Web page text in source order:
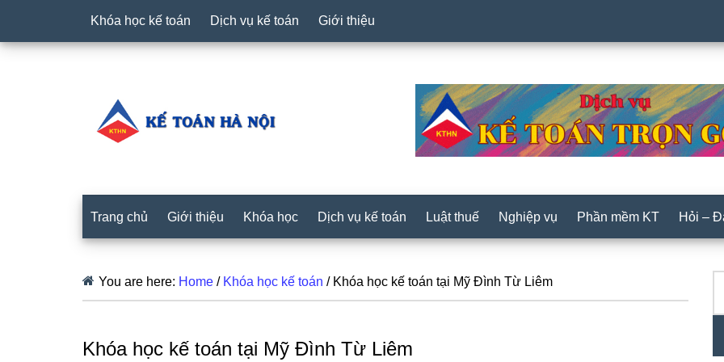
Khóa học kế toán Dịch vụ kế toán Giới thiệu
Trang chủ Giới thiệu Khóa học Dịch vụ kế toán Luật thuế Nghiệp vụ Phần mềm KT Hỏi –
You are here: Home / Khóa học kế toán /Khóa học kế toán tại Mỹ Đình Từ Liêm
Khóa học kế toán tại Mỹ Đình Từ Liêm